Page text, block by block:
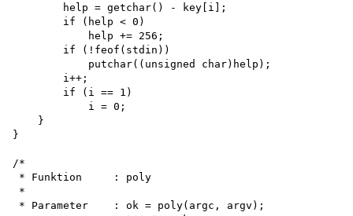
        help = getchar() - key[i];
        if (help < 0)
            help += 256;
        if (!feof(stdin))
            putchar((unsigned char)help);
        i++;
        if (i == 1)
            i = 0;
    }
}
/*
* Funktion     : poly
*
* Parameter    : ok = poly(argc, argv);